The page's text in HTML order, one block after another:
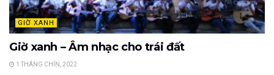
GIỜ XANH
Giờ xanh – Âm nhạc cho trái đất
1 THÁNG CHÍN, 2022